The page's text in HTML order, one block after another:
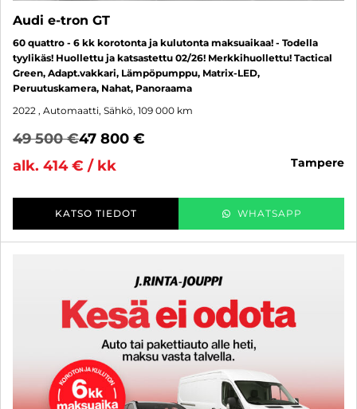
Audi e-tron GT
60 quattro - 6 kk korotonta ja kulutonta maksuaikaa! - Todella
tyylikäs! Huollettu ja katsastettu 02/26! Merkkihuollettu! Tactical
Green, Adapt.vakkari, Lämpöpumppu, Matrix-LED,
Peruutuskamera, Nahat, Panoraama
2022 , Automaatti, Sähkö, 109 000 km
49 500 €47 800 €
alk. 414 € / kk
tampere
KATSO TIEDOT WHATSAPP